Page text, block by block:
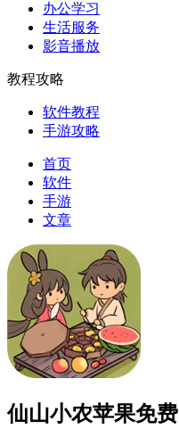
办公学习
生活服务
影音播放
教程攻略
软件教程
手游攻略
首页
软件
手游
文章
仙山小农苹果免费